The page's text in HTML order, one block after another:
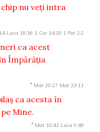
nu veţi intra
Luca 18:16 1 Cor 14:20 1 Pet 2:2
ca acest
Împărăţia
* Mat 20:27 Mat 23:11
ca acesta în
Mine.
* Mat 10:42 Luca 9:48